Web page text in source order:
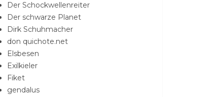
Der Schockwellenreiter
Der schwarze Planet
Dirk Schuhmacher
don quichote.net
Elsbesen
Exilkieler
Fiket
gendalus